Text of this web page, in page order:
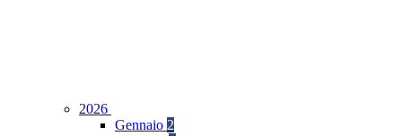
2026
Gennaio 2